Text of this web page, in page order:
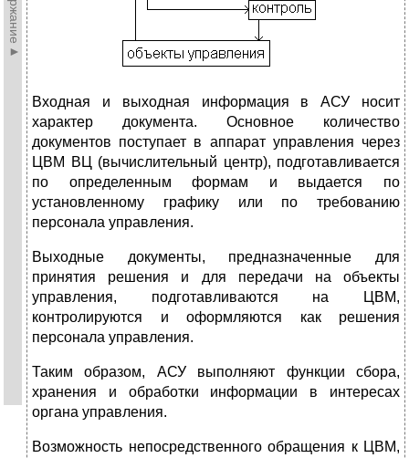
Входная и выходная информация в АСУ носит
характер документа. Основное количество
документов поступает в аппарат управления через
ЦВМ ВЦ (вычислительный центр), подготавливается
по определенным формам и выдается по
установленному графику или по требованию
персонала управления.
Выходные документы, предназначенные для
принятия решения и для передачи на объекты
управления, подготавливаются на ЦВМ,
контролируются и оформляются как решения
персонала управления.
Таким образом, АСУ выполняют функции сбора,
хранения и обработки информации в интересах
органа управления.
Возможность непосредственного обращения к ЦВМ,